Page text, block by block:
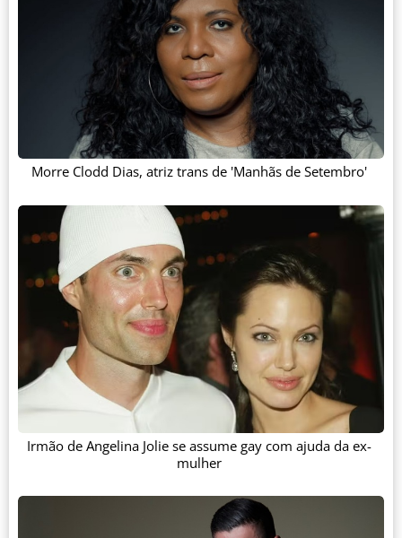
Morre Clodd Dias, atriz trans de 'Manhãs de Setembro'
Irmão de Angelina Jolie se assume gay com ajuda da ex-
mulher